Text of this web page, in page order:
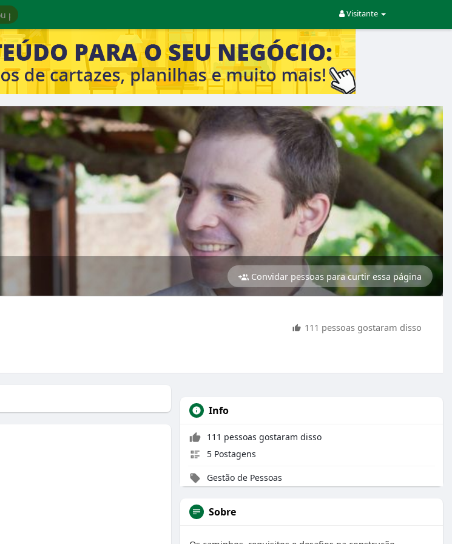
Visitante
111 pessoas gostaram disso
Convidar pessoas para curtir essa página
Info
111 pessoas gostaram disso
5 Postagens
Gestão de Pessoas
Sobre